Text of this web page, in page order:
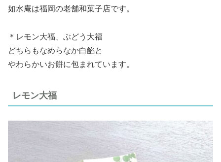
如水庵は福岡の老舗和菓子店です。
＊レモン大福、ぶどう大福
どちらもなめらなか白餡と
やわらかいお餅に包まれています。
レモン大福